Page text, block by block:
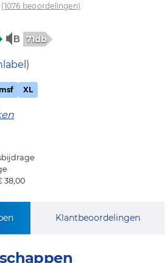
(1076 beoordelingen)
71db
XL
38,00
Klantbeoordelingen